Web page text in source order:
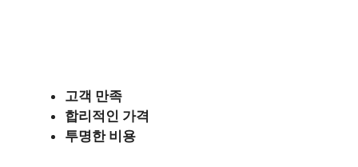
고객 만족
합리적인 가격
투명한 비용